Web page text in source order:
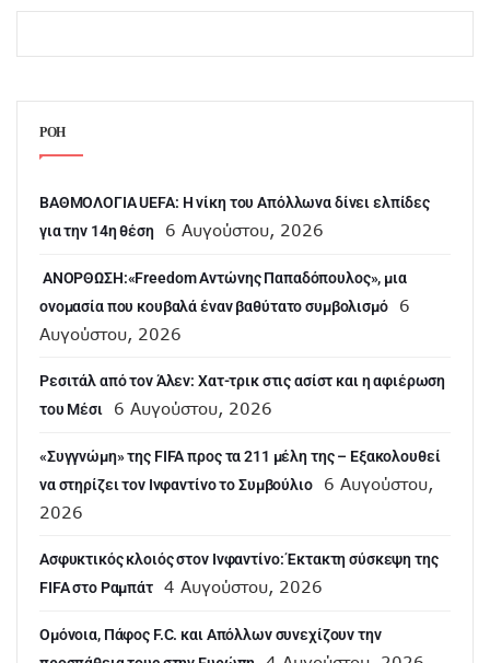
ΡΟΗ
ΒΑΘΜΟΛΟΓΙΑ UEFA: Η νίκη του Απόλλωνα δίνει ελπίδες
για την 14η θέση
6 Αυγούστου, 2026
ANOΡΘΩΣΗ:«Freedom Αντώνης Παπαδόπουλος», μια
ονομασία που κουβαλά έναν βαθύτατο συμβολισμό
6
Αυγούστου, 2026
Ρεσιτάλ από τον Άλεν: Χατ-τρικ στις ασίστ και η αφιέρωση
του Μέσι
6 Αυγούστου, 2026
«Συγγνώμη» της FIFA προς τα 211 μέλη της – Εξακολουθεί
να στηρίζει τον Ινφαντίνο το Συμβούλιο
6 Αυγούστου,
2026
Ασφυκτικός κλοιός στον Ινφαντίνο: Έκτακτη σύσκεψη της
FIFA στο Ραμπάτ
4 Αυγούστου, 2026
Ομόνοια, Πάφος F.C. και Απόλλων συνεχίζουν την